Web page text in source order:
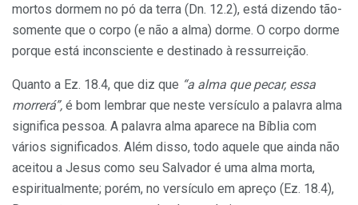
mortos dormem no pó da terra (Dn. 12.2), está dizendo tão-
somente que o corpo (e não a alma) dorme. O corpo dorme
porque está inconsciente e destinado à ressurreição.
Quanto a Ez. 18.4, que diz que “a alma que pecar, essa
morrerá”, é bom lembrar que neste versículo a palavra alma
significa pessoa. A palavra alma aparece na Bíblia com
vários significados. Além disso, todo aquele que ainda não
aceitou a Jesus como seu Salvador é uma alma morta,
espiritualmente; porém, no versículo em apreço (Ez. 18.4),